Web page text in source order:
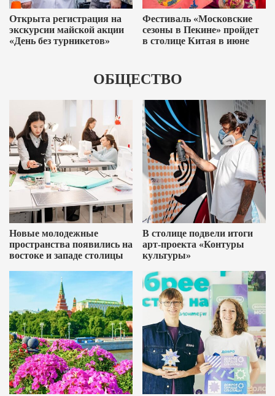
Открыта регистрация на
экскурсии майской акции
«День без турникетов»
Фестиваль «Московские
сезоны в Пекине» пройдет
в столице Китая в июне
ОБЩЕСТВО
Новые молодежные
пространства появились на
востоке и западе столицы
В столице подвели итоги
арт-проекта «Контуры
культуры»